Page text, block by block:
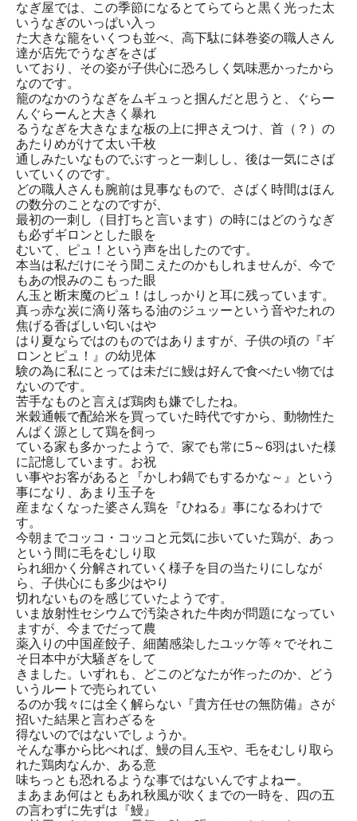
なぎ屋では、この季節になるとてらてらと黒く光った太
いうなぎのいっぱい入っ
た大きな籠をいくつも並べ、高下駄に鉢巻姿の職人さん
達が店先でうなぎをさば
いており、その姿が子供心に恐ろしく気味悪かったから
なのです。
籠のなかのうなぎをムギュっと掴んだと思うと、ぐらー
んぐらーんと大きく暴れ
るうなぎを大きなまな板の上に押さえつけ、首（？）の
あたりめがけて太い千枚
通しみたいなものでぶすっと一刺しし、後は一気にさば
いていくのです。
どの職人さんも腕前は見事なもので、さばく時間はほん
の数分のことなのですが、
最初の一刺し（目打ちと言います）の時にはどのうなぎ
も必ずギロンとした眼を
むいて、ピュ！という声を出したのです。
本当は私だけにそう聞こえたのかもしれませんが、今で
もあの恨みのこもった眼
ん玉と断末魔のピュ！はしっかりと耳に残っています。
真っ赤な炭に滴り落ちる油のジュッーという音やたれの
焦げる香ばしい匂いはや
はり夏ならではのものではありますが、子供の頃の『ギ
ロンとピュ！』の幼児体
験の為に私にとっては未だに鰻は好んで食べたい物では
ないのです。
苦手なものと言えば鶏肉も嫌でしたね。
米穀通帳で配給米を買っていた時代ですから、動物性た
んぱく源として鶏を飼っ
ている家も多かったようで、家でも常に5～6羽はいた様
に記憶しています。お祝
い事やお客があると『かしわ鍋でもするかな～』という
事になり、あまり玉子を
産まなくなった婆さん鶏を『ひねる』事になるわけで
す。
今朝までコッコ・コッコと元気に歩いていた鶏が、あっ
という間に毛をむしり取
られ細かく分解されていく様子を目の当たりにしなが
ら、子供心にも多少はやり
切れないものを感じていたようです。
いま放射性セシウムで汚染された牛肉が問題になってい
ますが、今までだって農
薬入りの中国産餃子、細菌感染したユッケ等々でそれこ
そ日本中が大騒ぎをして
きました。いずれも、どこのどなたが作ったのか、どう
いうルートで売られてい
るのか我々には全く解らない『貴方任せの無防備』さが
招いた結果と言わざるを
得ないのではないでしょうか。
そんな事から比べれば、鰻の目ん玉や、毛をむしり取ら
れた鶏肉なんか、ある意
味ちっとも恐れるような事ではないんですよねー。
まあまあ何はともあれ秋風が吹くまでの一時を、四の五
の言わずに先ずは『鰻』